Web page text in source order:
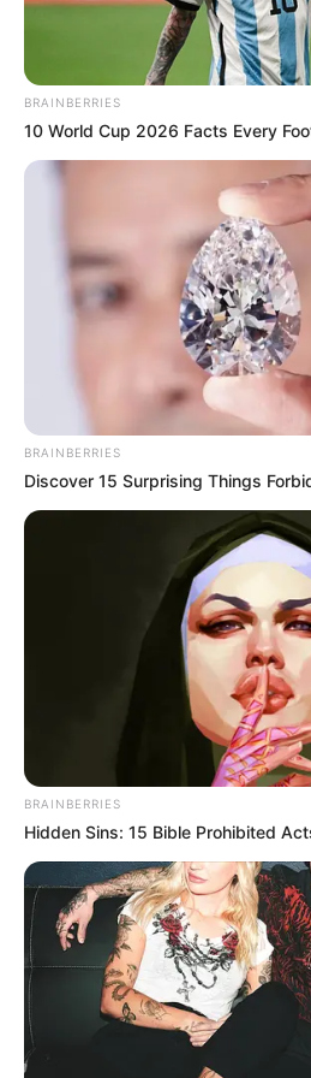
de armas de fuego, accesorios
cuales no aceptó.
ALERTA BOGOTÁ EN
TEMAS RELACIONADOS
DISIDENCIAS DE LAS FARC
SEXTA BRIGADA DEL EJÉRCITO
MANTÉNGASE EN
Tenemos todas
interesan. Para
favor, active las
ACTIVAR AHORA
TEMAS DESTACADOS
SARAMPIÓN AVENIDA
PARQUE DE DIVERSIONES
ELECCIONES
FENÓMENO DEL NIÑO
BRAINBERRIES
10 World Cup 2026 Facts Every
BRAINBERRIES
Discover 15 Surprising Things
BRAINBERRIES
Hidden Sins: 15 Bible Prohibited